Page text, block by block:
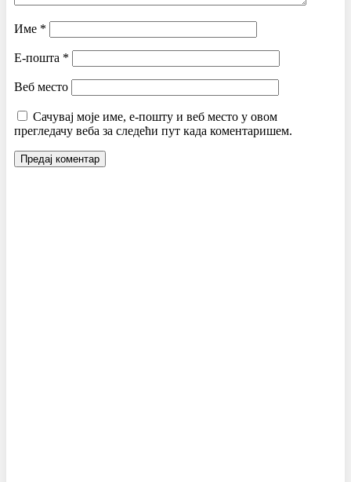
Име *
Е-пошта *
Веб место
Сачувај моје име, е-пошту и веб место у овом
прегледачу веба за следећи пут када коментаришем.